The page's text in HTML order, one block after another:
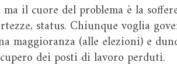
il cuore del problema è la
status. Chiunque voglia
maggioranza (alle elezioni) e
dei posti di lavoro perduti.